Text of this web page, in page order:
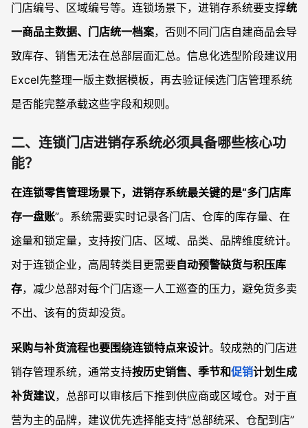
门店编号、区域编号等。连锁场景下，进销存系统要支撑统
一商品主数据、门店统一档案，否则不同门店自建商品会导
致库存、销售无法在总部层面汇总。信息化选型阶段建议用
Excel先整理一版主数据模板，再去验证候选门店管理系统
是否能完整承载这些字段和规则。
二、连锁门店进销存系统必须具备哪些核心功
能？
在连锁零售管理场景下，进销存系统最关键的是“多门店库
存一盘账”。系统需要实时记录各门店、仓库的库存量、在
途量和锁定量，支持按门店、区域、品类、品牌维度统计。
对于连锁企业，高周转类目更需要自动预警缺货与积压库
存，减少总部对每个门店逐一人工巡查的压力，避免货多卖
不出、该有的货却没货。
采购与补货流程也要围绕连锁特点来设计。较成熟的门店进
销存管理系统，通常支持按历史销售、季节和促销计划生成
补货建议，总部可以审核后下推到供应商或区域仓。对于直
营为主的品牌，建议优先选择能支持“总部统采、仓配到店”